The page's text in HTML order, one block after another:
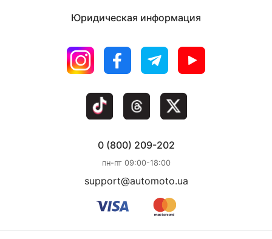
Юридическая информация
0 (800) 209-202
пн-пт 09:00-18:00
support@automoto.ua